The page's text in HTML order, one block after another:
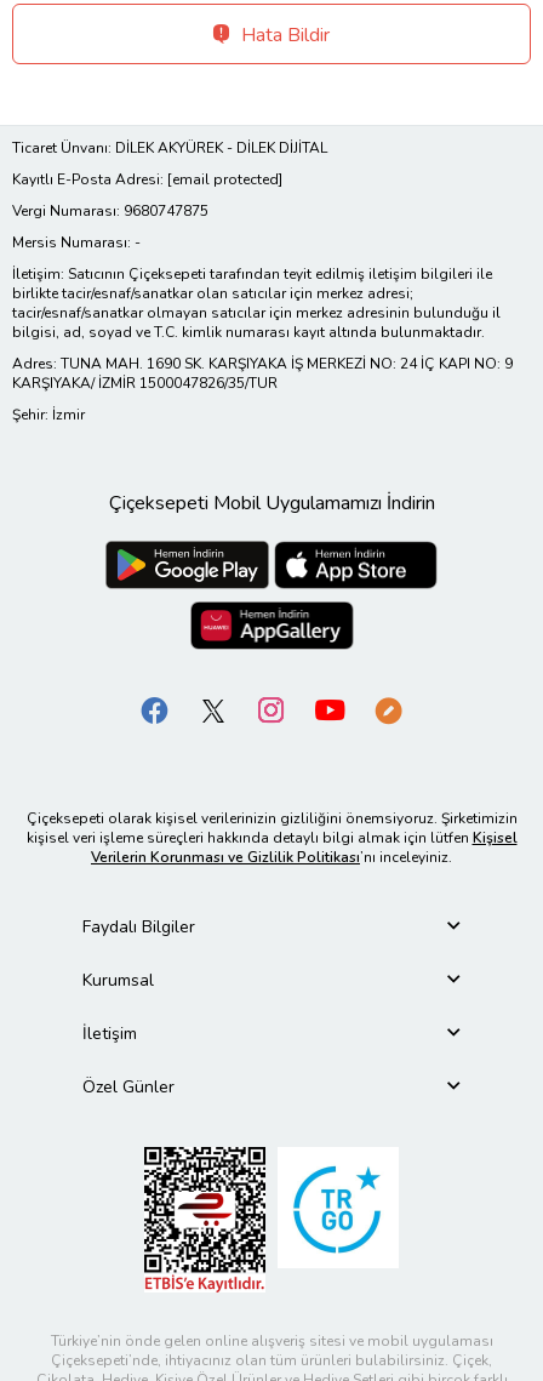
Hata Bildir
Ticaret Ünvanı: DİLEK AKYÜREK - DİLEK DİJİTAL
Kayıtlı E-Posta Adresi: [email protected]
Vergi Numarası: 9680747875
Mersis Numarası: -
İletişim: Satıcının Çiçeksepeti tarafından teyit edilmiş iletişim bilgileri ile
birlikte tacir/esnaf/sanatkar olan satıcılar için merkez adresi;
tacir/esnaf/sanatkar olmayan satıcılar için merkez adresinin bulunduğu il
bilgisi, ad, soyad ve T.C. kimlik numarası kayıt altında bulunmaktadır.
Adres: TUNA MAH. 1690 SK. KARŞIYAKA İŞ MERKEZİ NO: 24 İÇ KAPI NO: 9
KARŞIYAKA/ İZMİR 1500047826/35/TUR
Şehir: İzmir
Çiçeksepeti Mobil Uygulamamızı İndirin
Çiçeksepeti olarak kişisel verilerinizin gizliliğini önemsiyoruz. Şirketimizin
kişisel veri işleme süreçleri hakkında detaylı bilgi almak için lütfen Kişisel
Verilerin Korunması ve Gizlilik Politikası’nı inceleyiniz.
Faydalı Bilgiler
Kurumsal
İletişim
Özel Günler
Türkiye’nin önde gelen online alışveriş sitesi ve mobil uygulaması
Çiçeksepeti’nde, ihtiyacınız olan tüm ürünleri bulabilirsiniz. Çiçek,